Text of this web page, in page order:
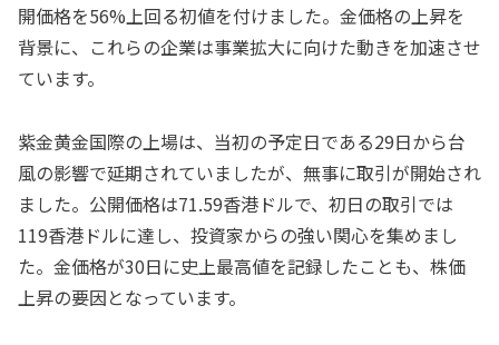
開価格を56%上回る初値を付けました。金価格の上昇を
背景に、これらの企業は事業拡大に向けた動きを加速させ
ています。
紫金黄金国際の上場は、当初の予定日である29日から台
風の影響で延期されていましたが、無事に取引が開始され
ました。公開価格は71.59香港ドルで、初日の取引では
119香港ドルに達し、投資家からの強い関心を集めまし
た。金価格が30日に史上最高値を記録したことも、株価
上昇の要因となっています。